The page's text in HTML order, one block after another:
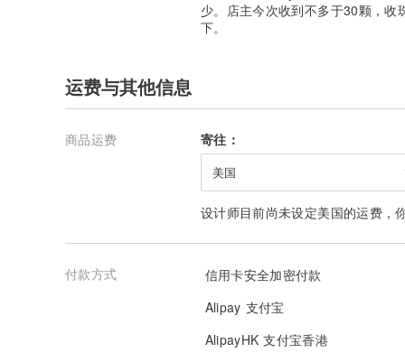
珍珠光泽：Excellent
少。店主今次收到不多于30颗，
下。
运费与其他信息
商品运费 寄往：
美国
设计师目前尚未设定美国的运费，
付款方式
信用卡安全加密付款
Alipay 支付宝
AlipayHK 支付宝香港